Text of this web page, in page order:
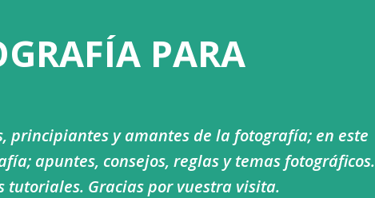
PARA
principiantes y amantes de la fotografía; en este
apuntes, consejos, reglas y temas fotográficos.
tutoriales. Gracias por vuestra visita.